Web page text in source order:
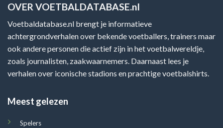
OVER VOETBALDATABASE.nl
Voetbaldatabase.nl brengt je informatieve
achtergrondverhalen over bekende voetballers, trainers maar
ook andere personen die actief zijn in het voetbalwereldje,
zoals journalisten, zaakwaarnemers. Daarnaast lees je
verhalen over iconische stadions en prachtige voetbalshirts.
Meest gelezen
Spelers